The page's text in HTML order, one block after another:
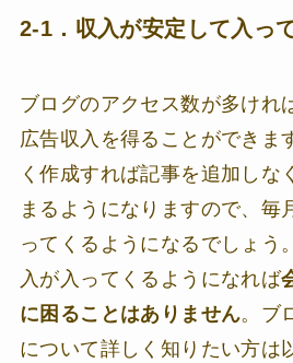
2-1．収入が安定して入っ
ブログのアクセス数が多けれ
広告収入を得ることができま
く作成すれば記事を追加しな
まるようになりますので、毎
ってくるようになるでしょう
入が入ってくるようになれば
に困ることはありません。ブ
について詳しく知りたい方は